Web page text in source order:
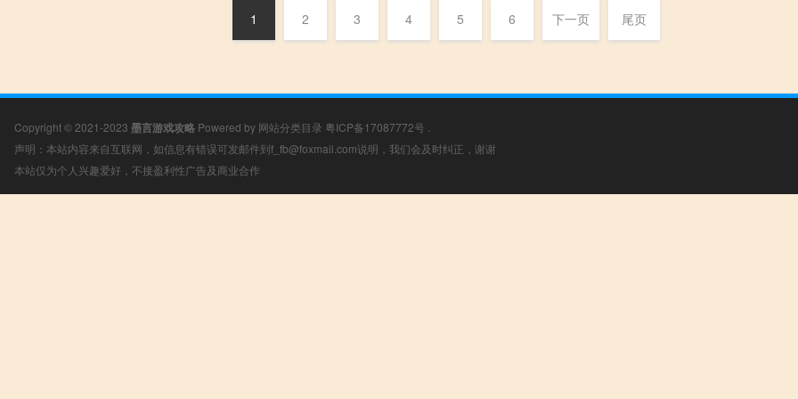
1 2 3 4 5 6 下一页 尾页
Copyright © 2021-2023 墨言游戏攻略 Powered by 网站分类目录 粤ICP备17087772号
声明：本站内容来自互联网，如信息有错误可发邮件到f_fb@foxmail.com说明，我们会及时纠正，谢谢
本站仅为个人兴趣爱好，不接盈利性广告及商业合作